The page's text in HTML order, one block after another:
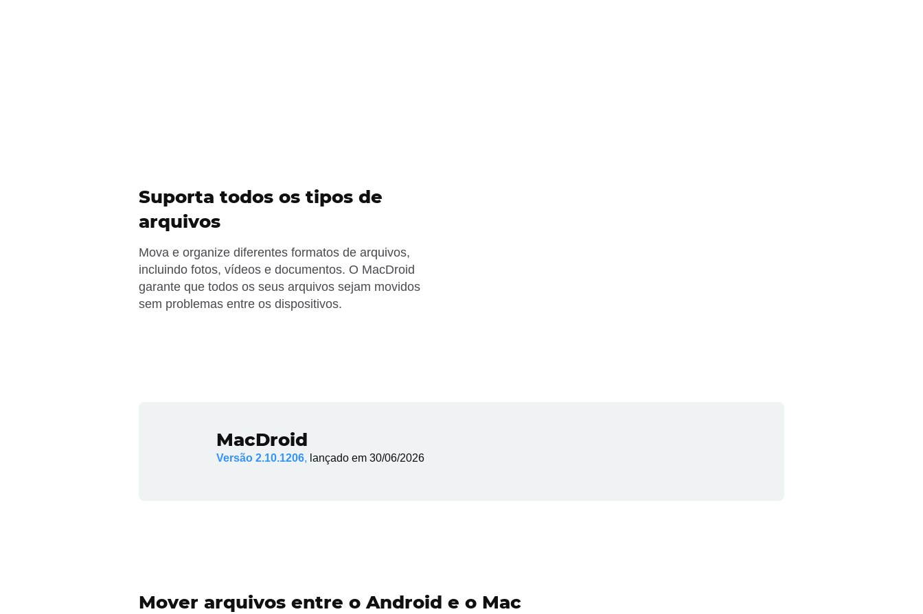
Suporta todos os tipos de
arquivos
Mova e organize diferentes formatos de arquivos,
incluindo fotos, vídeos e documentos. O MacDroid
garante que todos os seus arquivos sejam movidos
sem problemas entre os dispositivos.
MacDroid
Versão 2.10.1206, lançado em 30/06/2026
Mover arquivos entre o Android e o Mac